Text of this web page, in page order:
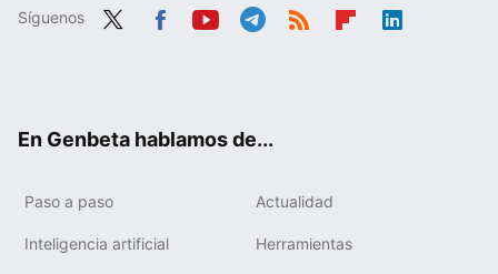
Síguenos
En Genbeta hablamos de...
Paso a paso Actualidad
Inteligencia artificial Herramientas